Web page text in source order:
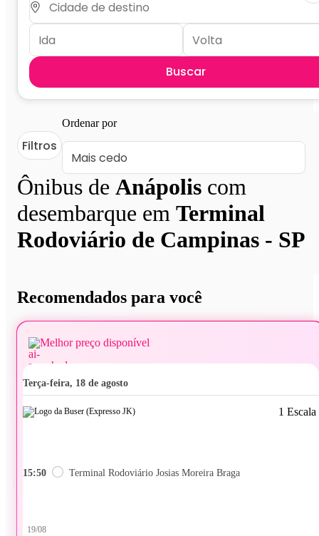
Buscar
Ônibus de Anápolis com
desembarque em Terminal
Rodoviário de Campinas - SP
Filtros
Ordenar por
Recomendados para você
Melhor preço disponível
terça-feira, 18 de agosto
1 Escala
15:50 Terminal Rodoviário Josias Moreira Braga
19/08